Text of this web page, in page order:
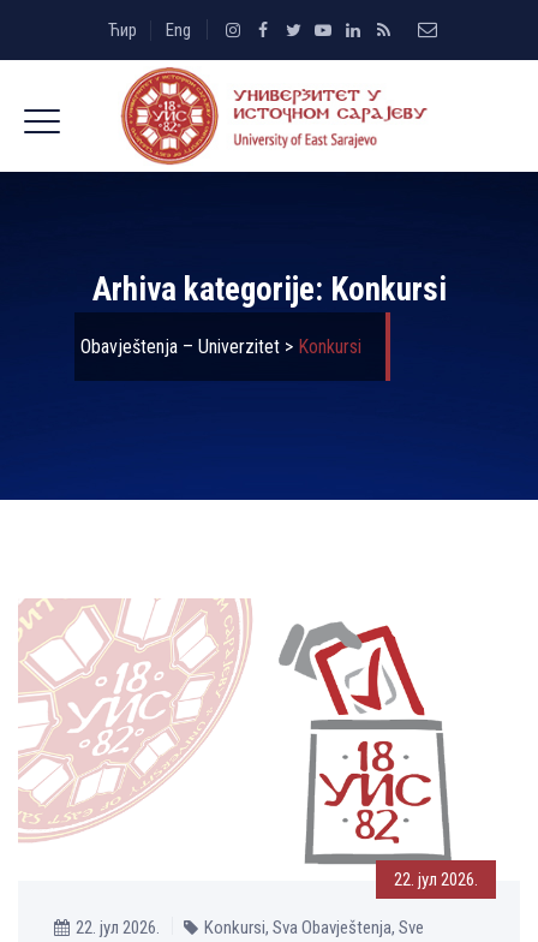
Ћир Eng
Arhiva kategorije: Konkursi
Obavještenja – Univerzitet> Konkursi
22. јул 2026.
22. јул 2026.
Konkursi, Sva Obavještenja, Sve